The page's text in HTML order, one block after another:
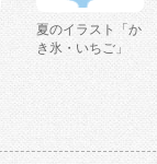
夏のイラスト「か
き氷・いちご」